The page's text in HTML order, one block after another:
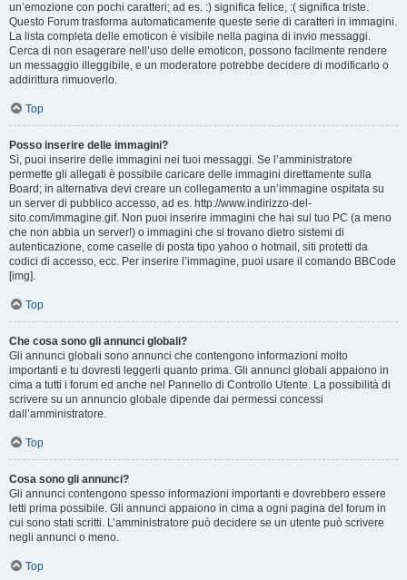
un’emozione con pochi caratteri; ad es. :) significa felice, :( significa triste.
Questo Forum trasforma automaticamente queste serie di caratteri in immagini.
La lista completa delle emoticon è visibile nella pagina di invio messaggi.
Cerca di non esagerare nell’uso delle emoticon, possono facilmente rendere
un messaggio illeggibile, e un moderatore potrebbe decidere di modificarlo o
addirittura rimuoverlo.
Top
Posso inserire delle immagini?
Sì, puoi inserire delle immagini nei tuoi messaggi. Se l’amministratore
permette gli allegati è possibile caricare delle immagini direttamente sulla
Board; in alternativa devi creare un collegamento a un’immagine ospitata su
un server di pubblico accesso, ad es. http://www.indirizzo-del-
sito.com/immagine.gif. Non puoi inserire immagini che hai sul tuo PC (a meno
che non abbia un server!) o immagini che si trovano dietro sistemi di
autenticazione, come caselle di posta tipo yahoo o hotmail, siti protetti da
codici di accesso, ecc. Per inserire l’immagine, puoi usare il comando BBCode
[img].
Top
Che cosa sono gli annunci globali?
Gli annunci globali sono annunci che contengono informazioni molto
importanti e tu dovresti leggerli quanto prima. Gli annunci globali appaiono in
cima a tutti i forum ed anche nel Pannello di Controllo Utente. La possibilità di
scrivere su un annuncio globale dipende dai permessi concessi
dall’amministratore.
Top
Cosa sono gli annunci?
Gli annunci contengono spesso informazioni importanti e dovrebbero essere
letti prima possibile. Gli annunci appaiono in cima a ogni pagina del forum in
cui sono stati scritti. L’amministratore può decidere se un utente può scrivere
negli annunci o meno.
Top